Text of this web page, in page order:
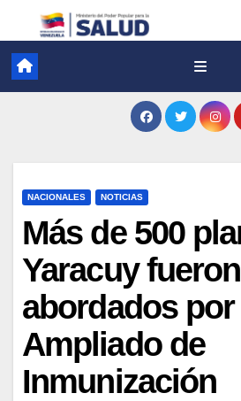
NACIONALES NOTICIAS
Más de 500
Yaracuy fueron
abordados por
Ampliado de
Inmunización